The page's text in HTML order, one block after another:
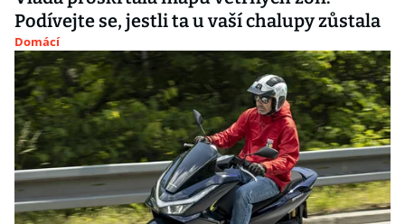
Podívejte se, jestli ta u vaší chalupy zůstala
Domácí